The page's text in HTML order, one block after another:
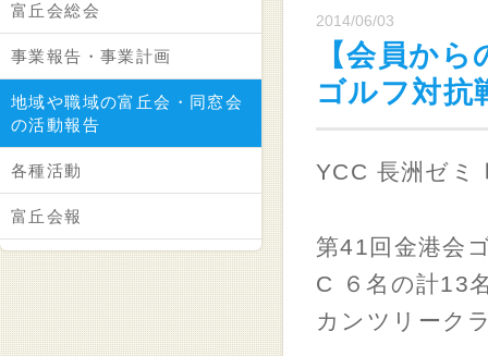
富丘会総会
事業報告・事業計画
地域や職域の富丘会・同窓会
の活動報告
各種活動
富丘会報
2014/06/03
【会員か
ゴルフ対抗
YCC 長洲ゼ
第41回金港会
C ６名の計13
カンツリーク